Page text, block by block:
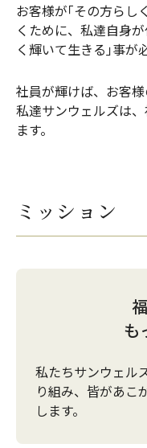
お客様が｢その方らし
くために、 私達自身
く輝いて生きる｣事が
社員が輝けば、お客様
私達サンウェルズは
ます。
ミッション
も
私たちサンウェル
り組み、皆があこ
します。